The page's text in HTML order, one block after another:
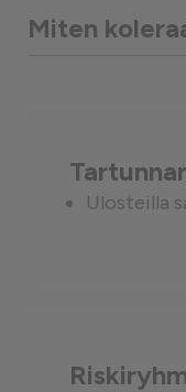
Miten
Ulosteilla